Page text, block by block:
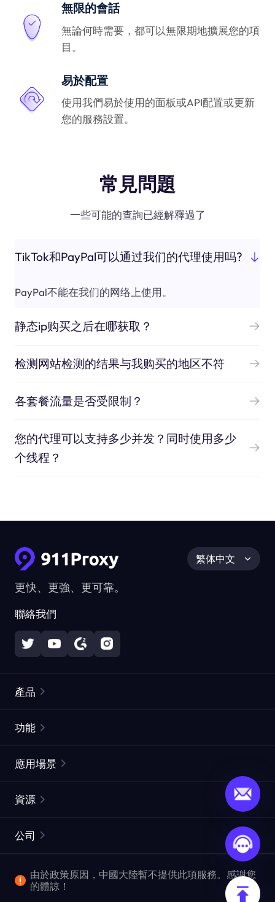
無限的會話
無論何時需要，都可以無限期地擴展您的項
目。
易於配置
使用我們易於使用的面板或API配置或更新
您的服務設置。
常見問題
一些可能的查詢已經解釋過了
TikTok和PayPal可以通过我们的代理使用吗?
PayPal不能在我们的网络上使用。
静态ip购买之后在哪获取？
检测网站检测的结果与我购买的地区不符
各套餐流量是否受限制？
您的代理可以支持多少并发？同时使用多少
个线程？
更快、更強、更可靠。
聯絡我們
繁体中文
產品
靜態住宅代理
網頁擷取 API
視頻下載 API
功能
ISP代理
ProxySite
應用場景
市場研究
爬行和索引
資源
常見問題解答
位置
公司
企業服務
由於政策原因，中國大陸暫不提供此項服務。感謝您
的體諒！